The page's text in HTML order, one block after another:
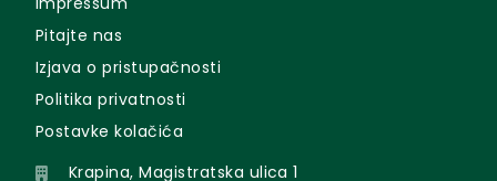
Pitajte nas
Izjava o pristupačnosti
Politika privatnosti
Postavke kolačića
Krapina, Magistratska ulica 1